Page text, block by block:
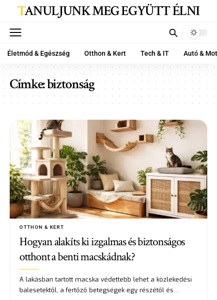
TANULJUNK MEG EGYÜTT ÉLNI
Életmód & Egészség Otthon & Kert Tech & IT Autó &
Címke:biztonság
OTTHON & KERT
Hogyan alakíts ki izgalmas és biztonságos
otthont a benti macskádnak?
A lakásban tartott macska védettebb lehet a közlekedési
balesetektől, a fertőző betegségek egy részétől és…